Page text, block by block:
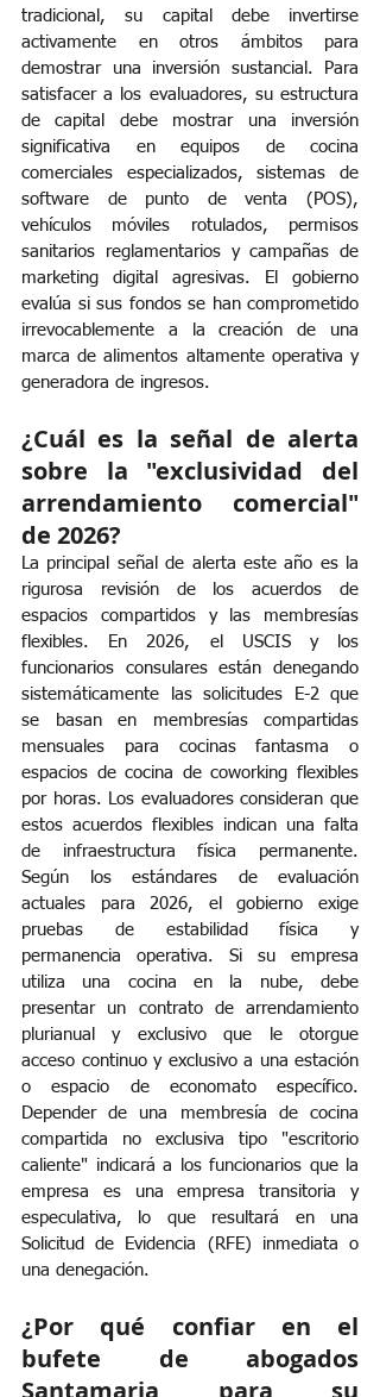
tradicional, su capital debe invertirse
activamente en otros ámbitos para
demostrar una inversión sustancial. Para
satisfacer a los evaluadores, su estructura
de capital debe mostrar una inversión
significativa en equipos de cocina
comerciales especializados, sistemas de
software de punto de venta (POS),
vehículos móviles rotulados, permisos
sanitarios reglamentarios y campañas de
marketing digital agresivas. El gobierno
evalúa si sus fondos se han comprometido
irrevocablemente a la creación de una
marca de alimentos altamente operativa y
generadora de ingresos.
¿Cuál es la señal de alerta
sobre la "exclusividad del
arrendamiento comercial"
de 2026?
La principal señal de alerta este año es la
rigurosa revisión de los acuerdos de
espacios compartidos y las membresías
flexibles. En 2026, el USCIS y los
funcionarios consulares están denegando
sistemáticamente las solicitudes E-2 que
se basan en membresías compartidas
mensuales para cocinas fantasma o
espacios de cocina de coworking flexibles
por horas. Los evaluadores consideran que
estos acuerdos flexibles indican una falta
de infraestructura física permanente.
Según los estándares de evaluación
actuales para 2026, el gobierno exige
pruebas de estabilidad física y
permanencia operativa. Si su empresa
utiliza una cocina en la nube, debe
presentar un contrato de arrendamiento
plurianual y exclusivo que le otorgue
acceso continuo y exclusivo a una estación
o espacio de economato específico.
Depender de una membresía de cocina
compartida no exclusiva tipo "escritorio
caliente" indicará a los funcionarios que la
empresa es una empresa transitoria y
especulativa, lo que resultará en una
Solicitud de Evidencia (RFE) inmediata o
una denegación.
¿Por qué confiar en el
bufete de abogados
Santamaria para su